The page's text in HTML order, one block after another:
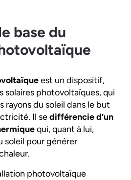
base du
est un dispositif,
solaires photovoltaïques, qui
rayons du soleil dans le but
Il sedifférencie d’un
qui, quant à lui,
soleil pour générer
photovoltaïque